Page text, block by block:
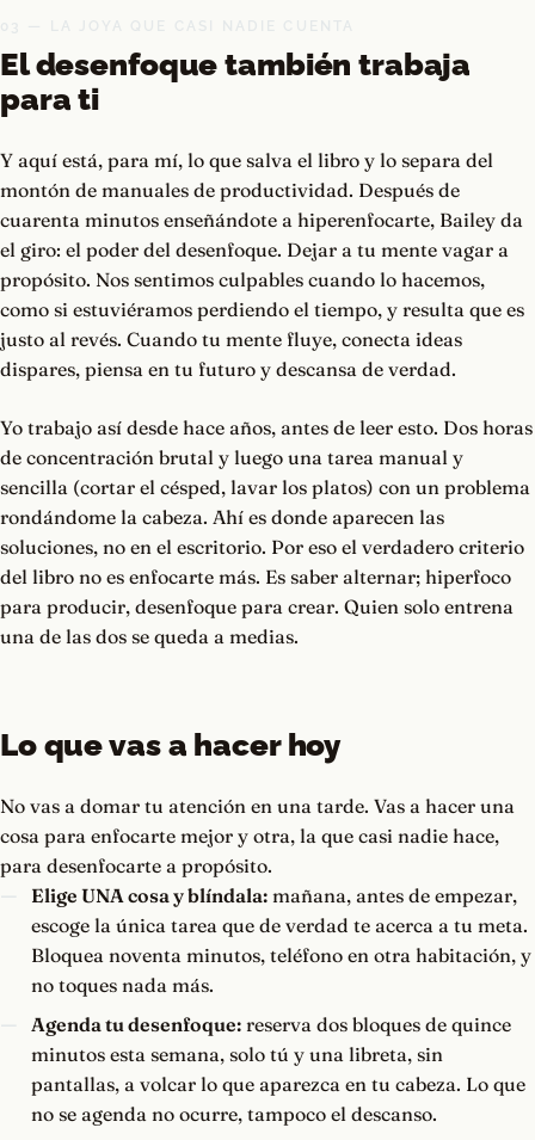
El desenfoque también trabaja
para ti
Y aquí está, para mí, lo que salva el libro y lo separa del
montón de manuales de productividad. Después de
cuarenta minutos enseñándote a hiperenfocarte, Bailey da
el giro: el poder del desenfoque. Dejar a tu mente vagar a
propósito. Nos sentimos culpables cuando lo hacemos,
como si estuviéramos perdiendo el tiempo, y resulta que es
justo al revés. Cuando tu mente fluye, conecta ideas
dispares, piensa en tu futuro y descansa de verdad.
Yo trabajo así desde hace años, antes de leer esto. Dos horas
de concentración brutal y luego una tarea manual y
sencilla (cortar el césped, lavar los platos) con un problema
rondándome la cabeza. Ahí es donde aparecen las
soluciones, no en el escritorio. Por eso el verdadero criterio
del libro no es enfocarte más. Es saber alternar; hiperfoco
para producir, desenfoque para crear. Quien solo entrena
una de las dos se queda a medias.
Lo que vas a hacer hoy
No vas a domar tu atención en una tarde. Vas a hacer una
cosa para enfocarte mejor y otra, la que casi nadie hace,
para desenfocarte a propósito.
Elige UNA cosa y blíndala:mañana, antes de empezar,
escoge la única tarea que de verdad te acerca a tu meta.
Bloquea noventa minutos, teléfono en otra habitación, y
no toques nada más.
Agenda tu desenfoque:reserva dos bloques de quince
minutos esta semana, solo tú y una libreta, sin
pantallas, a volcar lo que aparezca en tu cabeza. Lo que
no se agenda no ocurre, tampoco el descanso.